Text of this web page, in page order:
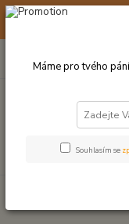
☀️ 10. - 14. SRPNA
po–pá: 9–17 hod.
UZLOVÉ HRAČKY
Máme pro tvého
Souhlasím se